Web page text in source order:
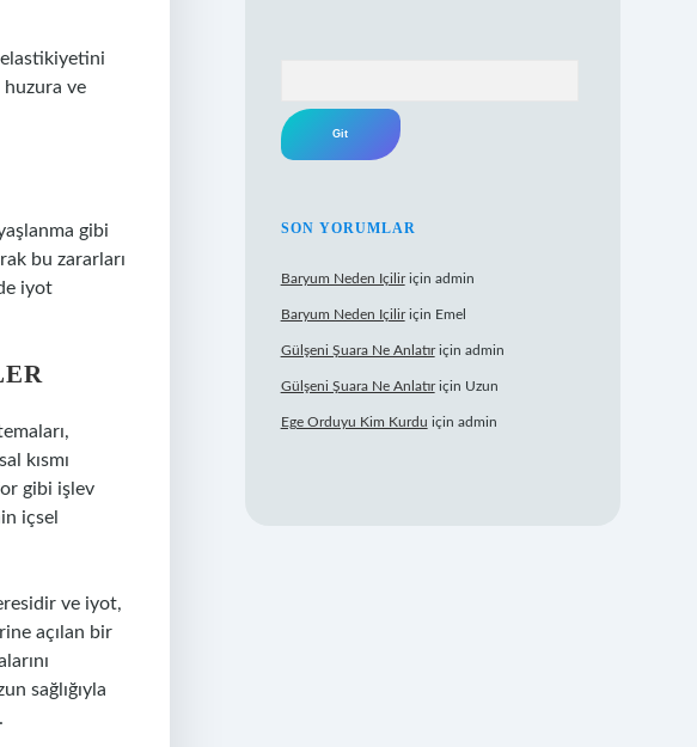
huzura ve
gibi
bu zararları
iyot
kısmı
gibi işlev
içsel
ve iyot,
açılan bir
sağlığıyla
SON YORUMLAR
Baryum Neden Içiliriçin admin
Baryum Neden Içiliriçin Emel
Gülşeni Şuara Ne Anlatıriçin admin
Gülşeni Şuara Ne Anlatıriçin Uzun
Ege Orduyu Kim Kurdu için admin